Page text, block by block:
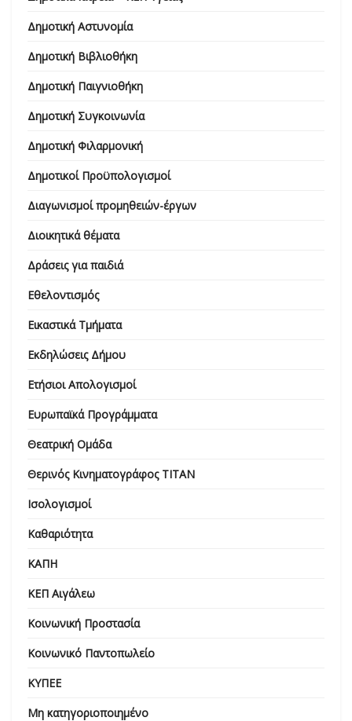
Δημοτική Αστυνομία
Δημοτική Βιβλιοθήκη
Δημοτική Παιγνιοθήκη
Δημοτική Συγκοινωνία
Δημοτική Φιλαρμονική
Δημοτικοί Προϋπολογισμοί
Διαγωνισμοί προμηθειών-έργων
Διοικητικά θέματα
Δράσεις για παιδιά
Εθελοντισμός
Εικαστικά Τμήματα
Εκδηλώσεις Δήμου
Ετήσιοι Απολογισμοί
Ευρωπαϊκά Προγράμματα
Θεατρική Ομάδα
Θερινός Κινηματογράφος ΤΙΤΑΝ
Ισολογισμοί
Καθαριότητα
ΚΑΠΗ
ΚΕΠ Αιγάλεω
Κοινωνική Προστασία
Κοινωνικό Παντοπωλείο
ΚΥΠΕΕ
Μη κατηγοριοποιημένο